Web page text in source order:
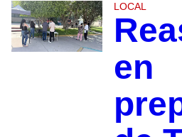
LOCAL
en